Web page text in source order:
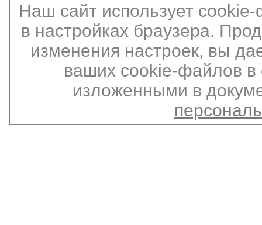
Наш сайт использует
в настройках браузера.
изменения настроек, вы
ваших cookie-файлов в
изложенными в